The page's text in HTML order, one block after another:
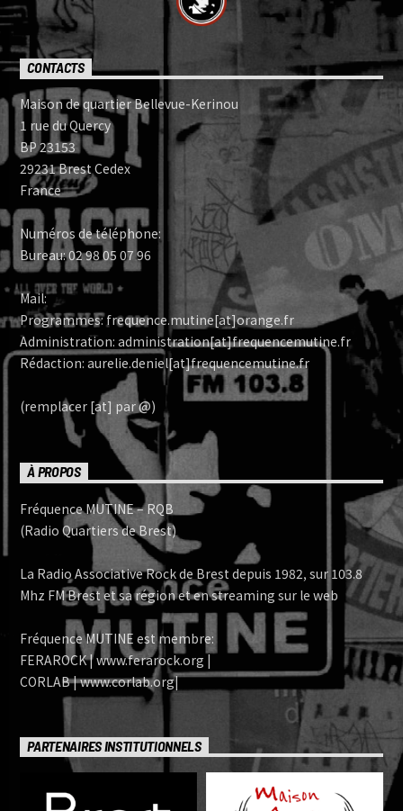
CONTACTS
Maison de quartier Bellevue-Kerinou
1 rue du Quercy
BP 23153
29231 Brest Cedex
France
Numéros de téléphone:
Bureau: 02 98 05 07 96
Mail:
Programmes: frequence.mutine[at]orange.fr
Administration: administration[at]frequencemutine.fr
Rédaction: aurelie.deniel[at]frequencemutine.fr
(remplacer [at] par @)
À PROPOS
Fréquence MUTINE – RQB
(Radio Quartiers de Brest)
La Radio Associative Rock de Brest depuis 1982, sur 103.8
Mhz FM Brest et sa région et en streaming sur le web
Fréquence MUTINE est membre:
FERAROCK | www.ferarock.org |
CORLAB | www.corlab.org|
PARTENAIRES INSTITUTIONNELS